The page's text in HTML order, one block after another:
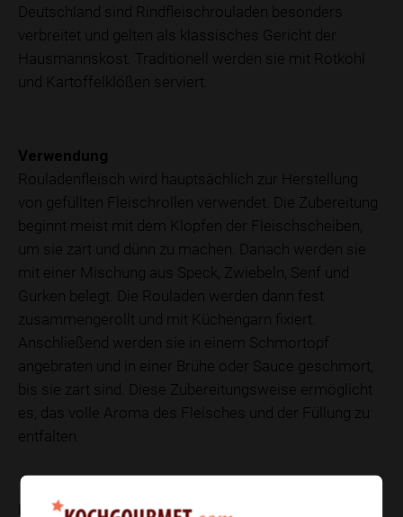
Deutschland sind Rindfleischrouladen besonders
verbreitet und gelten als klassisches Gericht der
Hausmannskost. Traditionell werden sie mit Rotkohl
und Kartoffelklößen serviert.
Verwendung
Rouladenfleisch wird hauptsächlich zur Herstellung
von gefüllten Fleischrollen verwendet. Die Zubereitung
beginnt meist mit dem Klopfen der Fleischscheiben,
um sie zart und dünn zu machen. Danach werden sie
mit einer Mischung aus Speck, Zwiebeln, Senf und
Gurken belegt. Die Rouladen werden dann fest
zusammengerollt und mit Küchengarn fixiert.
Anschließend werden sie in einem Schmortopf
angebraten und in einer Brühe oder Sauce geschmort,
bis sie zart sind. Diese Zubereitungsweise ermöglicht
es, das volle Aroma des Fleisches und der Füllung zu
entfalten.
Nährwerte